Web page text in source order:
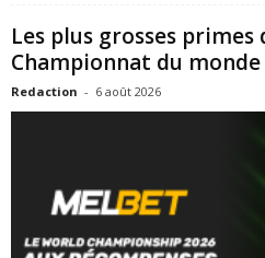
Les plus grosses primes
Championnat du monde
Redaction - 6 août 2026